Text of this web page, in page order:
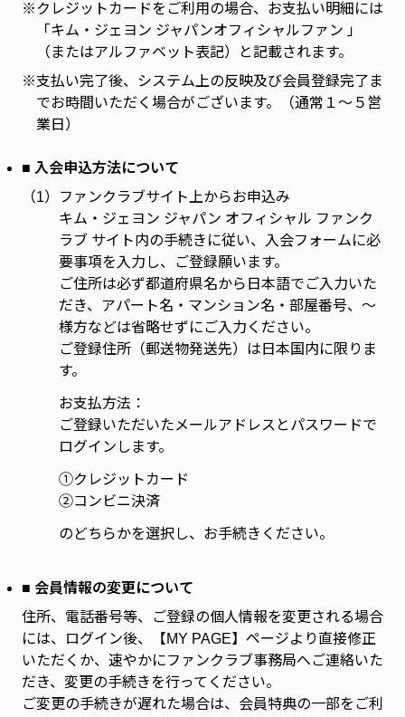
※クレジットカードをご利用の場合、お支払い明細には
「キム・ジェヨン ジャパンオフィシャルファン 」
（またはアルファベット表記）と記載されます。
※支払い完了後、システム上の反映及び会員登録完了ま
でお時間いただく場合がございます。（通常１～５営
業日）
■ 入会申込方法について
（1）
ファンクラブサイト上からお申込み
キム・ジェヨン ジャパン オフィシャル ファンク
ラブ サイト内の手続きに従い、入会フォームに必
要事項を入力し、ご登録願います。
ご住所は必ず都道府県名から日本語でご入力いた
だき、アパート名・マンション名・部屋番号、～
様方などは省略せずにご入力ください。
ご登録住所（郵送物発送先）は日本国内に限りま
す。
お支払方法：
ご登録いただいたメールアドレスとパスワードで
ログインします。
①クレジットカード
②コンビニ決済
のどちらかを選択し、お手続きください。
■ 会員情報の変更について
住所、電話番号等、ご登録の個人情報を変更される場合
には、ログイン後、【MY PAGE】ページより直接修正
いただくか、速やかにファンクラブ事務局へご連絡いた
だき、変更の手続きを行ってください。
ご変更の手続きが遅れた場合は、会員特典の一部をご利